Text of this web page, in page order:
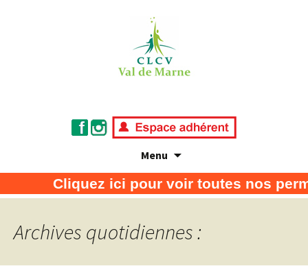
Menu
CLCV Val de Marne
Association de défense des consommateurs
et usagers
Cliquez ici pour voir toutes nos
Archives quotidiennes :